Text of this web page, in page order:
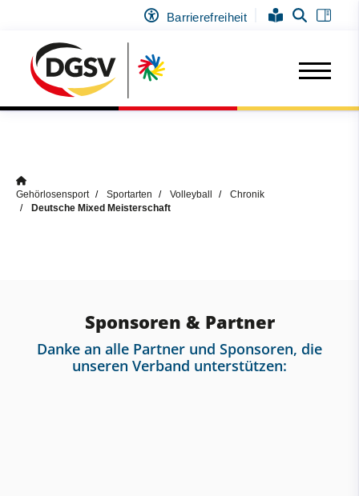
Barrierefreiheit
Gehörlosensport Sportarten Volleyball
Chronik
Deutsche Mixed Meisterschaft
Sponsoren & Partner
Danke an alle Partner und Sponsoren, die
unseren Verband unterstützen: